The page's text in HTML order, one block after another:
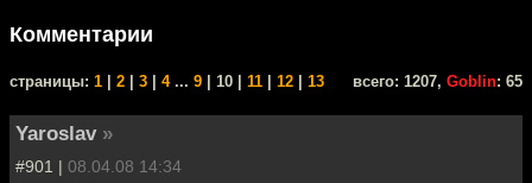
Комментарии
cтраницы: 1 2 3 4... 9 | 10 | 11 12 13 всего: 1207, Goblin: 65
Yaroslav »
#901 | 08.04.08 14:34